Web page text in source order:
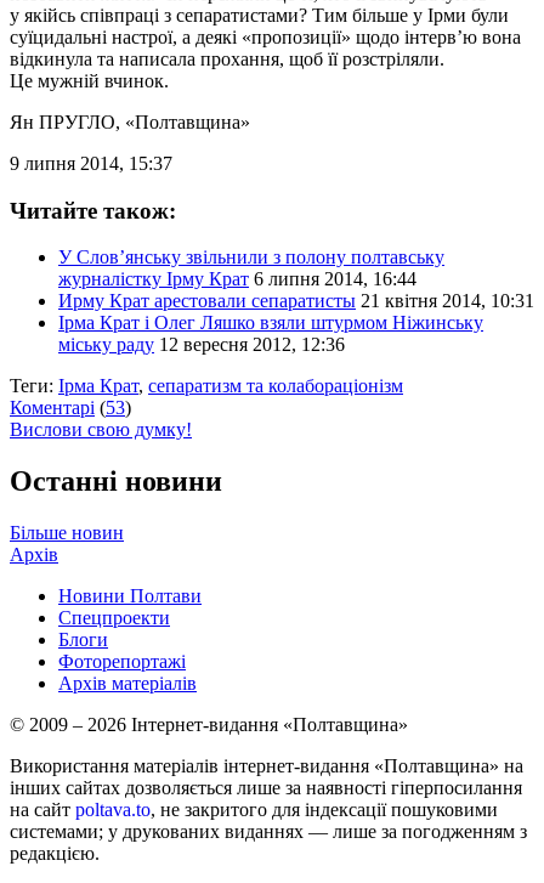
у якійсь співпраці з сепаратистами? Тим більше у Ірми були
суїцидальні настрої, а деякі «пропозиції» щодо інтерв’ю вона
відкинула та написала прохання, щоб її розстріляли.
Це мужній вчинок.
Ян ПРУГЛО, «Полтавщина»
9 липня 2014, 15:37
Читайте також:
У Слов’янську звільнили з полону полтавську
журналістку Ірму Крат 6 липня 2014, 16:44
Ирму Крат арестовали сепаратисты 21 квітня 2014, 10:31
Ірма Крат і Олег Ляшко взяли штурмом Ніжинську
міську раду 12 вересня 2012, 12:36
Теги: Ірма Крат, сепаратизм та колабораціонізм
Коментарі (53)
Вислови свою думку!
Останні новини
Більше новин
Архів
Новини Полтави
Спецпроекти
Блоги
Фоторепортажі
Архів матеріалів
© 2009 – 2026 Інтернет-видання «Полтавщина»
Використання матеріалів інтернет-видання «Полтавщина» на
інших сайтах дозволяється лише за наявності гіперпосилання
на сайт poltava.to, не закритого для індексації пошуковими
системами; у друкованих виданнях — лише за погодженням з
редакцією.